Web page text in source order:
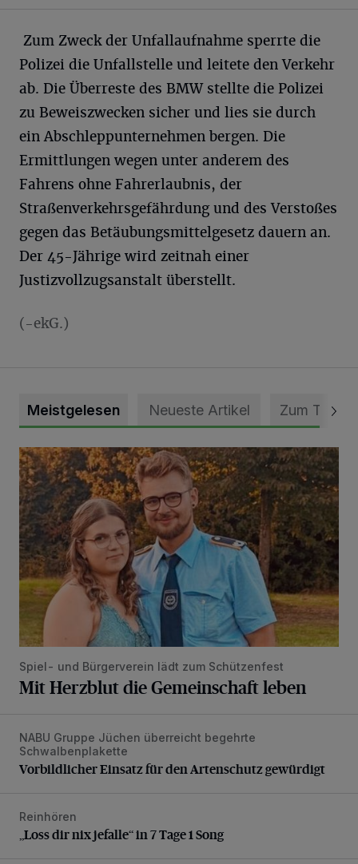
Zum Zweck der Unfallaufnahme sperrte die
Polizei die Unfallstelle und leitete den Verkehr
ab. Die Überreste des BMW stellte die Polizei
zu Beweiszwecken sicher und lies sie durch
ein Abschleppunternehmen bergen. Die
Ermittlungen wegen unter anderem des
Fahrens ohne Fahrerlaubnis, der
Straßenverkehrsgefährdung und des Verstoßes
gegen das Betäubungsmittelgesetz dauern an.
Der 45-Jährige wird zeitnah einer
Justizvollzugsanstalt überstellt.
(-ekG.)
Meistgelesen Neueste Artikel Zum Thema
Mit Herzblut die Gemeinschaft leben
Spiel- und Bürgerverein lädt zum Schützenfest
Mit Herzblut die Gemeinschaft leben
Vorbildlicher Einsatz für den Artenschutz gewürdigt
NABU Gruppe Jüchen überreicht begehrte
Schwalbenplakette
Vorbildlicher Einsatz für den Artenschutz gewürdigt
„Loss dir nix jefalle“ in 7 Tage 1 Song
Reinhören
„Loss dir nix jefalle“ in 7 Tage 1 Song